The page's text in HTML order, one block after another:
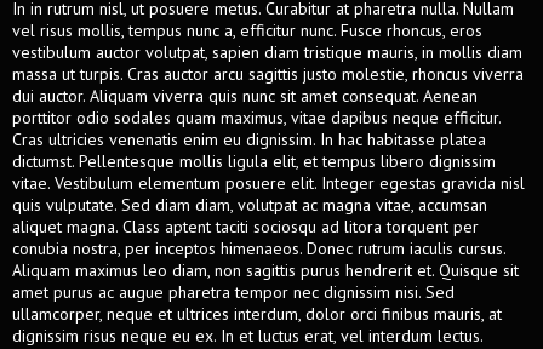
In in rutrum nisl, ut posuere metus. Curabitur at pharetra nulla. Nullam
vel risus mollis, tempus nunc a, efficitur nunc. Fusce rhoncus, eros
vestibulum auctor volutpat, sapien diam tristique mauris, in mollis diam
massa ut turpis. Cras auctor arcu sagittis justo molestie, rhoncus viverra
dui auctor. Aliquam viverra quis nunc sit amet consequat. Aenean
porttitor odio sodales quam maximus, vitae dapibus neque efficitur.
Cras ultricies venenatis enim eu dignissim. In hac habitasse platea
dictumst. Pellentesque mollis ligula elit, et tempus libero dignissim
vitae. Vestibulum elementum posuere elit. Integer egestas gravida nisl
quis vulputate. Sed diam diam, volutpat ac magna vitae, accumsan
aliquet magna. Class aptent taciti sociosqu ad litora torquent per
conubia nostra, per inceptos himenaeos. Donec rutrum iaculis cursus.
Aliquam maximus leo diam, non sagittis purus hendrerit et. Quisque sit
amet purus ac augue pharetra tempor nec dignissim nisi. Sed
ullamcorper, neque et ultrices interdum, dolor orci finibus mauris, at
dignissim risus neque eu ex. In et luctus erat, vel interdum lectus.